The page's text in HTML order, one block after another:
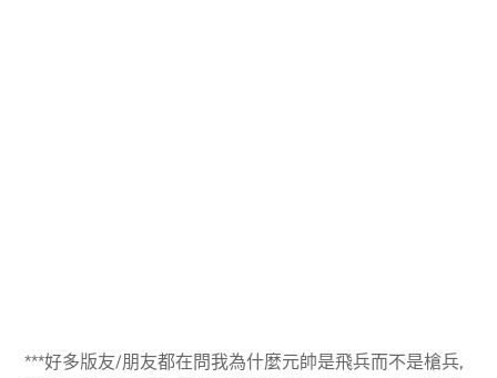
***好多版友/朋友都在問我為什麼元帥是飛兵而不是槍兵,